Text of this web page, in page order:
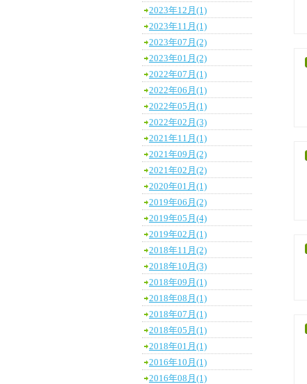
2023年12月(1)
2023年11月(1)
2023年07月(2)
2023年01月(2)
2022年07月(1)
2022年06月(1)
2022年05月(1)
2022年02月(3)
2021年11月(1)
2021年09月(2)
2021年02月(2)
2020年01月(1)
2019年06月(2)
2019年05月(4)
2019年02月(1)
2018年11月(2)
2018年10月(3)
2018年09月(1)
2018年08月(1)
2018年07月(1)
2018年05月(1)
2018年01月(1)
2016年10月(1)
2016年08月(1)